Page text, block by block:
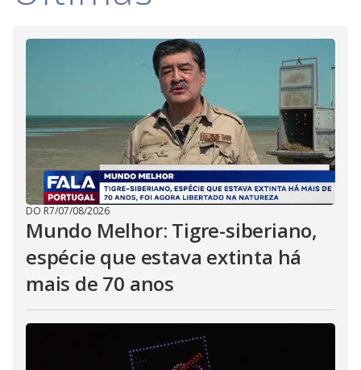
DO R7/07/08/2026
Mundo Melhor: Tigre-siberiano,
espécie que estava extinta há
mais de 70 anos